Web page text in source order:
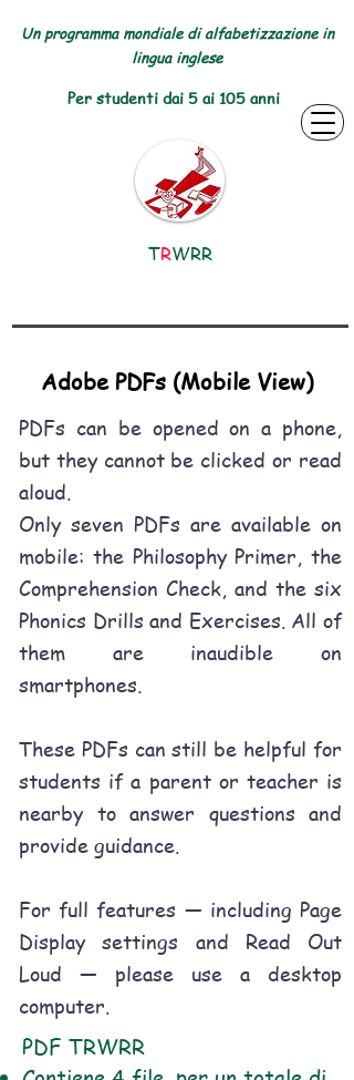
Un programma mondiale di alfabetizzazione in
lingua inglese
Per studenti dai 5 ai 105 anni
TRWRR
Adobe PDFs (Mobile View)
PDFs can be opened on a phone,
but they cannot be clicked or read
aloud.
Only seven PDFs are available on
mobile: the Philosophy Primer, the
Comprehension Check, and the six
Phonics Drills and Exercises. All of
them are inaudible on
smartphones.
These PDFs can still be helpful for
students if a parent or teacher is
nearby to answer questions and
provide guidance.
For full features — including Page
Display settings and Read Out
Loud — please use a desktop
computer.
PDF TRWRR